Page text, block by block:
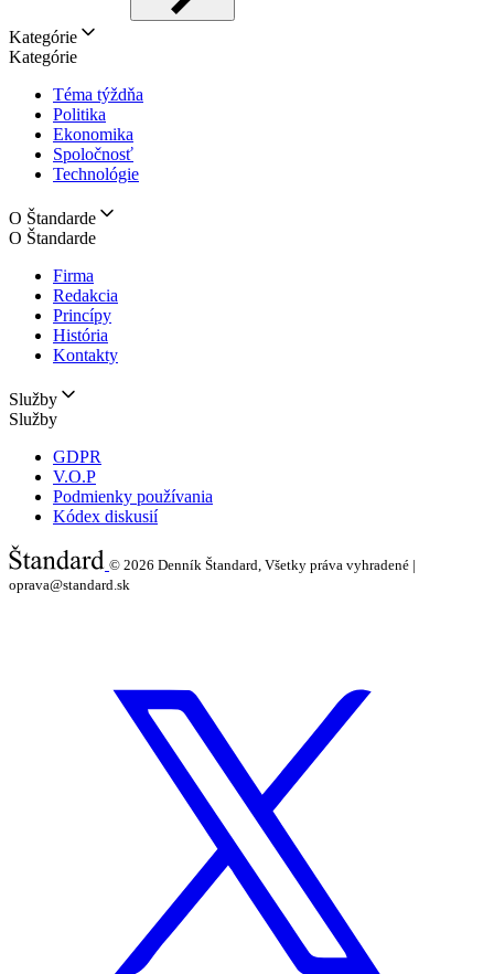
Kategórie
Kategórie
Téma týždňa
Politika
Ekonomika
Spoločnosť
Technológie
O Štandarde
O Štandarde
Firma
Redakcia
Princípy
História
Kontakty
Služby
Služby
GDPR
V.O.P
Podmienky používania
Kódex diskusií
© 2026 Denník Štandard, Všetky práva vyhradené |
oprava@standard.sk